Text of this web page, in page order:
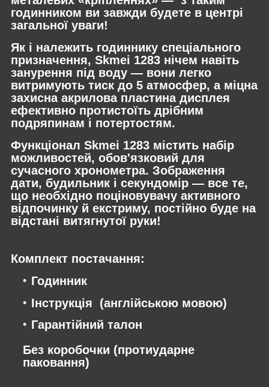
годинником ви завжди будете в центрі
загальної уваги!
Як і належить годиннику спеціального
призначення, Skmei 1283 нічем навіть
занурення під воду — вони легко
витримують тиск до 5 атмосфер, а міцна
захисна акрилова пластина дисплея
ефективно протистоїть дрібним
подряпинам і потертостям.
Функціонал Skmei 1283 містить набір
можливостей, обов'язковий для
сучасного хронометра. Зображення
дати, будильник і секундомір — все те,
що необхідно поціновувачу активного
відпочинку й екстриму, постійно буде на
відстані витягнутої руки!
Комплект постачання:
Годинник
Інструкція (англійською мовою)
Гарантійний талон
Без коробочки (протиударне
паковання)